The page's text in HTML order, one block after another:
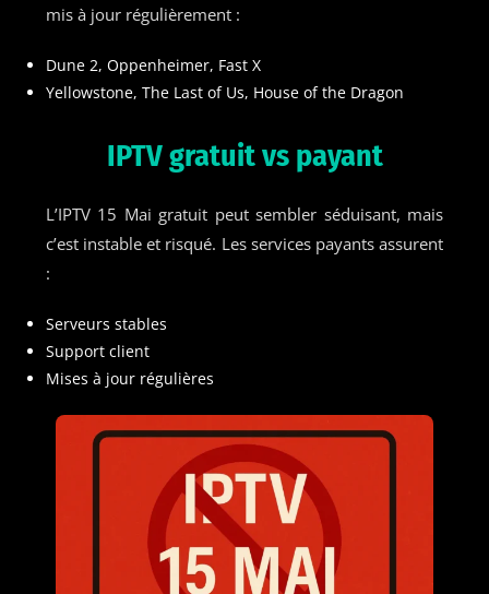
mis à jour régulièrement :
Dune 2, Oppenheimer, Fast X
Yellowstone, The Last of Us, House of the Dragon
IPTV gratuit vs payant
L’IPTV 15 Mai gratuit peut sembler séduisant, mais
c’est instable et risqué. Les services payants assurent
:
Serveurs stables
Support client
Mises à jour régulières